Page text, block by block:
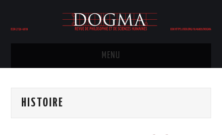
MENU
COMITÉ ÉDITORIAL
HISTOIRE